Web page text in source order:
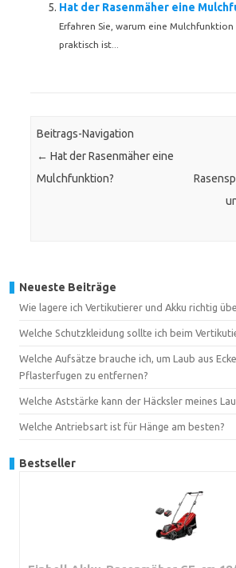
Hat der Rasenmäher eine
Erfahren Sie, warum eine Mulchfunktion
praktisch ist...
Beitrags-Navigation
← Hat der Rasenmäher eine
Mulchfunktion?
Neueste Beiträge
Wie lagere ich Vertikutierer und Akku richtig
Welche Schutzkleidung sollte ich beim
Welche Aufsätze brauche ich, um Laub aus
Pflasterfugen zu entfernen?
Welche Aststärke kann der Häcksler meines
Welche Antriebsart ist für Hänge am besten?
Bestseller